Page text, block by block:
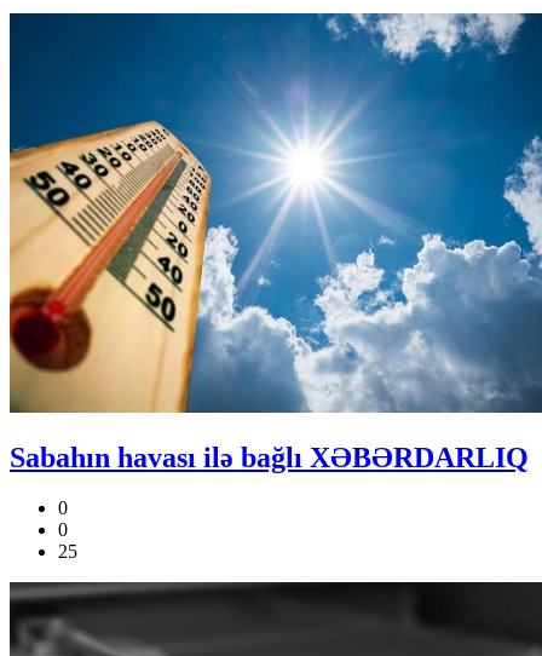
Sabahın havası ilə bağlı XƏBƏRDARLIQ
0
0
25